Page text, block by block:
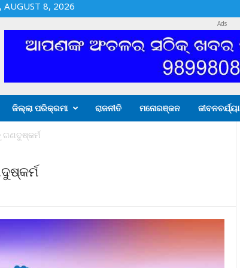
AUGUST 8, 2026
Ads
ଜିଲ୍ଲା ପରିକ୍ରମା ରାଜନୀତି ମନୋରଞ୍ଜନ ଜୀବନଚର୍ଯ୍ୟା
ଗଣଦୁଷ୍କର୍ମ